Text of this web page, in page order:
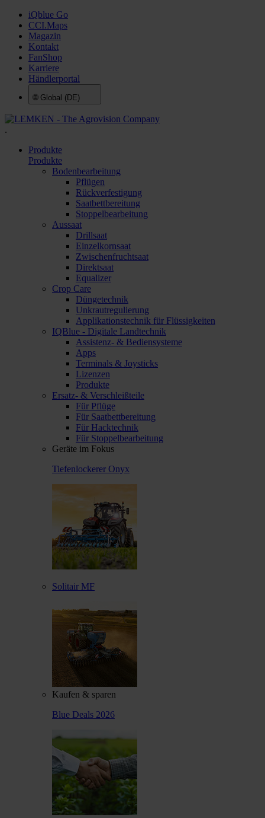
iQblue Go
CCI.Maps
Magazin
Kontakt
FanShop
Karriere
Händlerportal
🌐 Global (DE)
.
Produkte
Produkte
Bodenbearbeitung
Pflügen
Rückverfestigung
Saatbettbereitung
Stoppelbearbeitung
Aussaat
Drillsaat
Einzelkornsaat
Zwischenfruchtsaat
Direktsaat
Equalizer
Crop Care
Düngetechnik
Unkrautregulierung
Applikationstechnik für Flüssigkeiten
IQBlue - Digitale Landtechnik
Assistenz- & Bediensysteme
Apps
Terminals & Joysticks
Lizenzen
Produkte
Ersatz- & Verschleißteile
Für Pflüge
Für Saatbettbereitung
Für Hacktechnik
Für Stoppelbearbeitung
Geräte im Fokus
Tiefenlockerer Onyx
Solitair MF
Kaufen & sparen
Blue Deals 2026